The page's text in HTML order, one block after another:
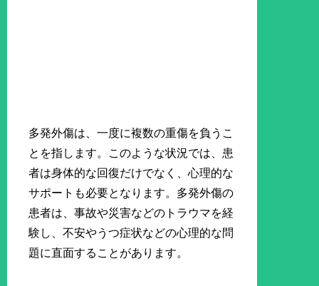
多発外傷は、一度に複数の重傷を負うこ
とを指します。このような状況では、患
者は身体的な回復だけでなく、心理的な
サポートも必要となります。多発外傷の
患者は、事故や災害などのトラウマを経
験し、不安やうつ症状などの心理的な問
題に直面することがあります。